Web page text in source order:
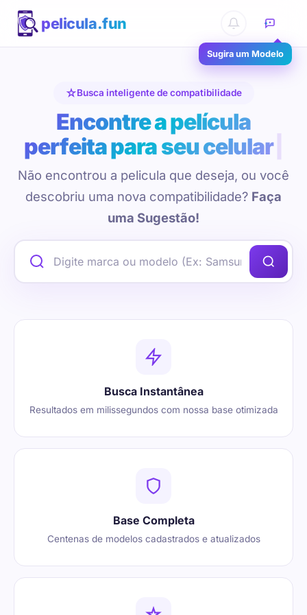
pelicula.fun
Sugira um Modelo
Busca inteligente de compatibilidade
Encontre a película
perfeita para seu celular
Não encontrou a pelicula que deseja, ou você
descobriu uma nova compatibilidade? Faça
uma Sugestão!
Busca Instantânea
Resultados em milissegundos com nossa base otimizada
Base Completa
Centenas de modelos cadastrados e atualizados